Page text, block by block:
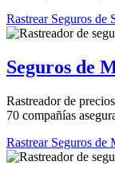
Rastrear Seguros de
Seguros de
Rastreador de
70 compañías
Rastrear Seguros de